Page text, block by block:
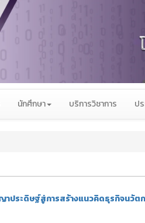
นักศึกษา บริการวิชาการ ป
ประดิษฐ์สู่การสร้างแนวคิดธุรกิจนวัต